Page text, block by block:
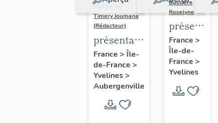
Réalisé par
Timery Joumana
(Rédacteur)
présentation
de l'étude
d'Elisabethville
France > Île-
de-France >
Yvelines>
Aubergenville
Bussière
Roselyne
du
diagnostic
et
France >
Île-de-
France >
Yvelines